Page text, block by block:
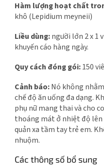
Hàm lượng hoạt chất
khô (Lepidium meyneii)
Liều dùng:người lớn 2 x 1
khuyến cáo hàng ngày.
Quy cách đóng gói:150
Cảnh báo:Nó không
chế độ ăn uống đa dạng.
phụ nữ mang thai và cho
thoáng mát ở nhiệt độ lên
quản xa tầm tay trẻ em.
nhuộm.
Các thông số bổ sung